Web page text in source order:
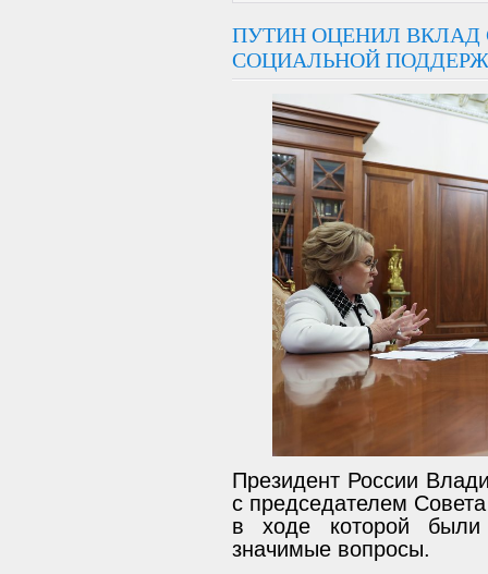
ПУТИН ОЦЕНИЛ ВКЛАД
СОЦИАЛЬНОЙ
Президент России
с председателем
в ходе которой были
значимые вопросы.